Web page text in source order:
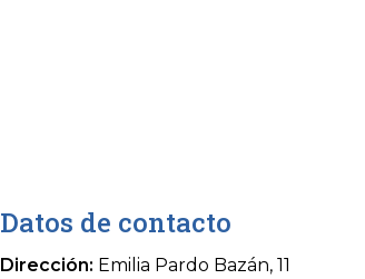
Datos de contacto
Dirección: Emilia Pardo Bazán, 11